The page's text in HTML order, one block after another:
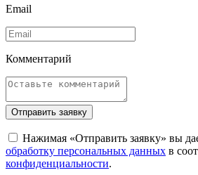
Email
Комментарий
Отправить заявку
Нажимая «Отправить заявку» вы
обработку персональных данных в
конфиденциальности.